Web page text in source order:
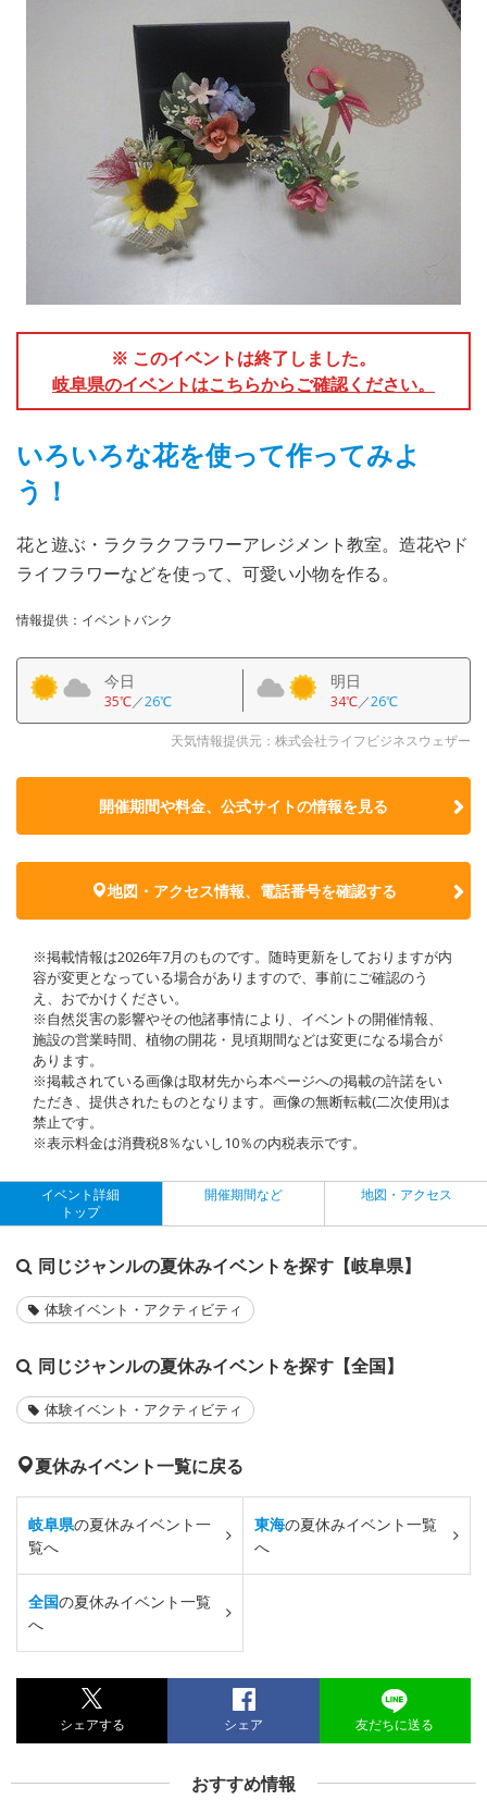
※ このイベントは終了しました。
岐阜県のイベントはこちらからご確認ください。
いろいろな花を使って作ってみよ
う！
花と遊ぶ・ラクラクフラワーアレジメント教室。造花やド
ライフラワーなどを使って、可愛い小物を作る。
情報提供：イベントバンク
今日
35℃／26℃
明日
34℃／26℃
天気情報提供元：株式会社ライフビジネスウェザー
開催期間や料金、公式サイトの情報を見る
地図・アクセス情報、電話番号を確認する
※掲載情報は2026年7月のものです。随時更新をしておりますが内
容が変更となっている場合がありますので、事前にご確認のう
え、おでかけください。
※自然災害の影響やその他諸事情により、イベントの開催情報、
施設の営業時間、植物の開花・見頃期間などは変更になる場合が
あります。
※掲載されている画像は取材先から本ページへの掲載の許諾をい
ただき、提供されたものとなります。画像の無断転載(二次使用)は
禁止です。
※表示料金は消費税8％ないし10％の内税表示です。
イベント詳細
トップ
開催期間など 地図・アクセス
同じジャンルの夏休みイベントを探す【岐阜県】
体験イベント・アクティビティ
同じジャンルの夏休みイベントを探す【全国】
体験イベント・アクティビティ
夏休みイベント一覧に戻る
岐阜県の夏休みイベント一
覧へ
東海の夏休みイベント一覧
へ
全国の夏休みイベント一覧
へ
シェアする シェア 友だちに送る
おすすめ情報